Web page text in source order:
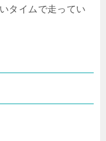
タイムで走ってい